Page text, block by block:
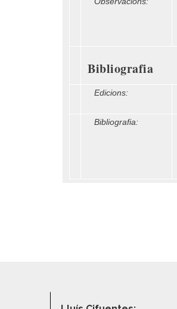
Bibliografia
Edicions:
Bibliografia: